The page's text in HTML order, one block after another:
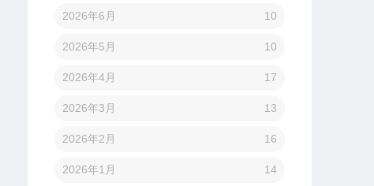
2026年6月 10
2026年5月 10
2026年4月 17
2026年3月 13
2026年2月 16
2026年1月 14